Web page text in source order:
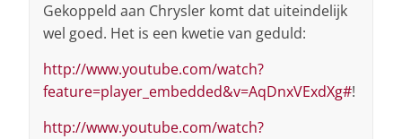
Gekoppeld aan Chrysler komt dat uiteindelijk
wel goed. Het is een kwetie van geduld:
http://www.youtube.com/watch?
feature=player_embedded&v=AqDnxVExdXg#!
http://www.youtube.com/watch?